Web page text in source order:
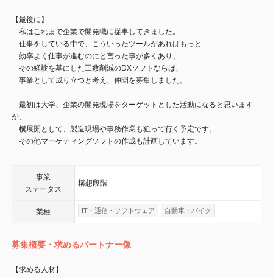
【最後に】
私はこれまで企業で開発職に従事してきました。
仕事をしている中で、こういったツールがあればもっと
効率よく仕事が進むのにと言った事が多くあり、
その経験を基にした工数削減のDXソフトならば、
事業として成り立つと考え、仲間を募集しました。
最初は大学、企業の開発現場をターゲットとした活動になると思います
が、
横展開として、製造現場や事務作業も狙って行く予定です。
その他マーケティングソフトの作成も計画しています。
事業
ステータス
構想段階
業種 IT・通信・ソフトウェア 自動車・バイク
募集概要・求めるパートナー像
【求める人材】